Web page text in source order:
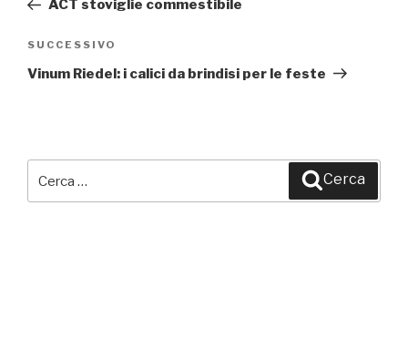
ACT stoviglie commestibile
Articolo
successivo
SUCCESSIVO
Vinum Riedel: i calici da brindisi per le feste
Cerca